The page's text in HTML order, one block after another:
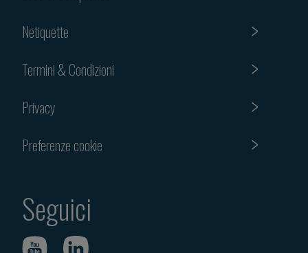
Netiquette
Termini & Condizioni
Privacy
Preferenze cookie
Seguici